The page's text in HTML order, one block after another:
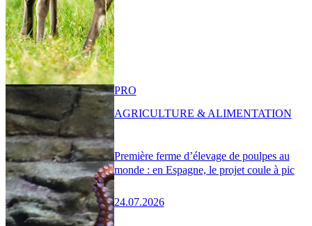
Première ferme d’élevage de poulpes au
monde : en Espagne, le projet coule à pic
24.07.2026
PRO
AGRICULTURE & ALIMENTATION